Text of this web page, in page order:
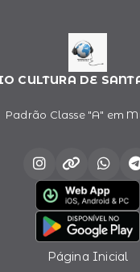
CULTURA DE
Padrão Classe "A" em
Página Inicial